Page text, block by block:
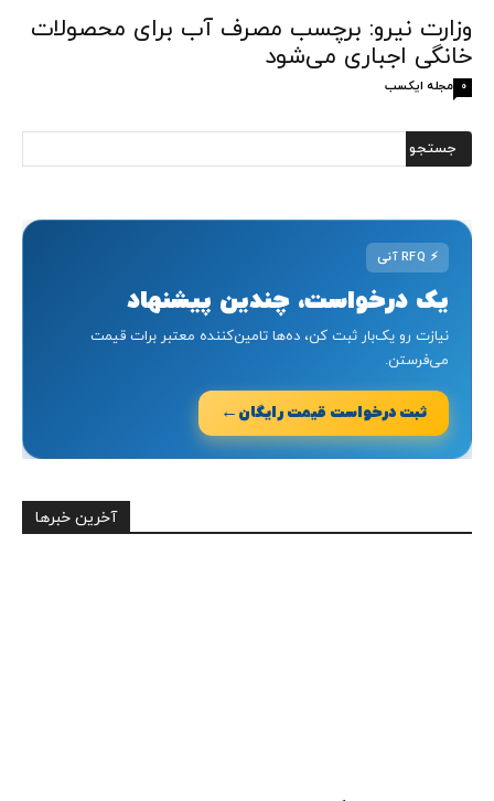
وزارت نیرو: برچسب مصرف آب برای محصولات
خانگی اجباری می‌شود
مجله ایکسب 0
⚡
یک درخواست، چندین پیشنهاد
نیازت رو یک‌بار ثبت کن، ده‌ها تامین‌کننده معتبر برات قیمت
می‌فرستن.
ثبت درخواست قیمت رایگان ←
آخرین خبرها